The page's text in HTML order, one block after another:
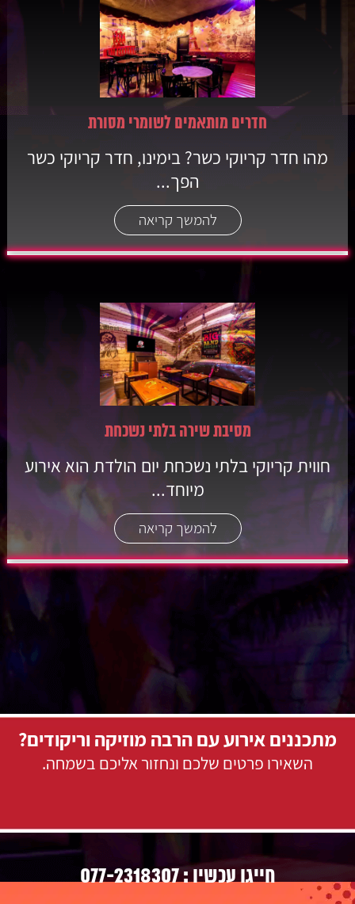
חדרים מותאמים לשומרי מסורת
מהו חדר קריוקי כשר? בימינו, חדר קריוקי כשר
הפך...
להמשך קריאה
מסיבת שירה בלתי נשכחת
חווית קריוקי בלתי נשכחת יום הולדת הוא אירוע
מיוחד...
להמשך קריאה
מתכננים אירוע עם הרבה מוזיקה וריקודים?
השאירו פרטים שלכם ונחזור אליכם בשמחה.
חייגו עכשיו :077-2318307